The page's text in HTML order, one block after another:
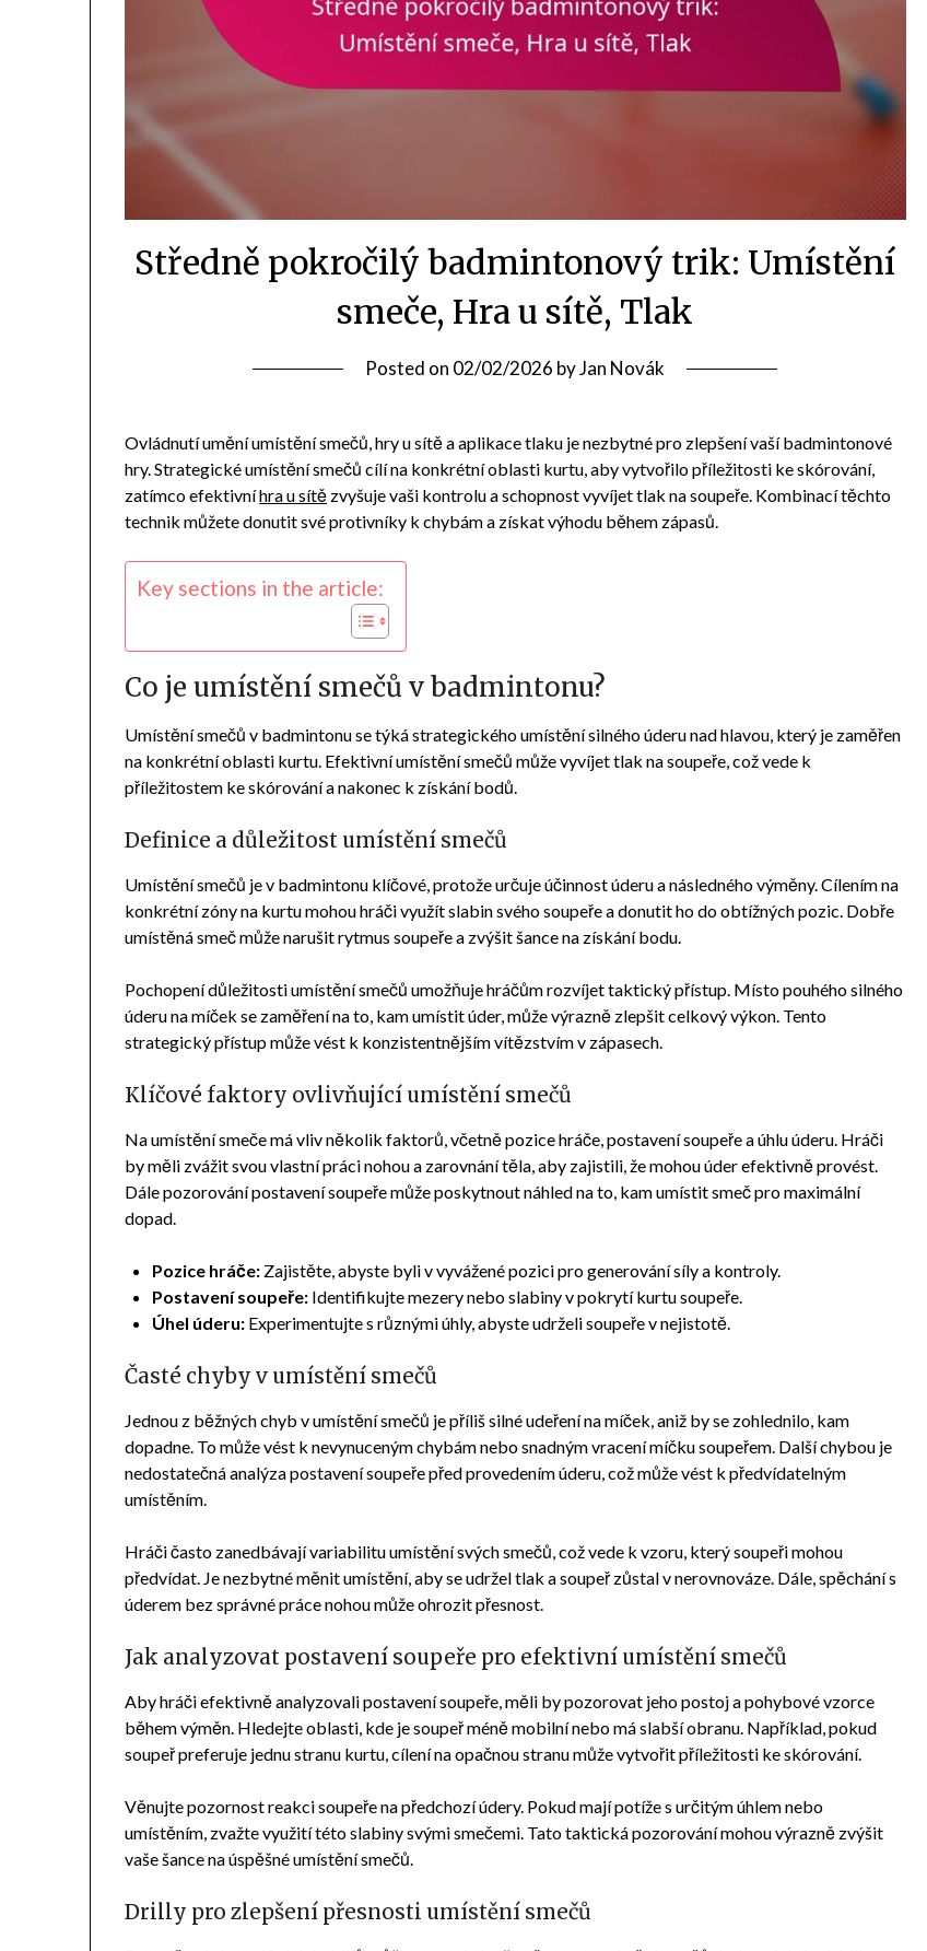
Středně pokročilý badmintonový trik: Umístění
smeče, Hra u sítě, Tlak
Posted on 02/02/2026 byJan Novák
Ovládnutí umění umístění smečů, hry u sítě a aplikace tlaku je nezbytné pro zlepšení vaší badmintonové
hry. Strategické umístění smečů cílí na konkrétní oblasti kurtu, aby vytvořilo příležitosti ke skórování,
zatímco efektivníhra u sítě zvyšuje vaši kontrolu a schopnost vyvíjet tlak na soupeře. Kombinací těchto
technik můžete donutit své protivníky k chybám a získat výhodu během zápasů.
Key sections in the article:
Co je umístění smečů v badmintonu?
Umístění smečů v badmintonu se týká strategického umístění silného úderu nad hlavou, který je zaměřen
na konkrétní oblasti kurtu. Efektivní umístění smečů může vyvíjet tlak na soupeře, což vede k
příležitostem ke skórování a nakonec k získání bodů.
Definice a důležitost umístění smečů
Umístění smečů je v badmintonu klíčové, protože určuje účinnost úderu a následného výměny. Cílením na
konkrétní zóny na kurtu mohou hráči využít slabin svého soupeře a donutit ho do obtížných pozic. Dobře
umístěná smeč může narušit rytmus soupeře a zvýšit šance na získání bodu.
Pochopení důležitosti umístění smečů umožňuje hráčům rozvíjet taktický přístup. Místo pouhého silného
úderu na míček se zaměření na to, kam umístit úder, může výrazně zlepšit celkový výkon. Tento
strategický přístup může vést k konzistentnějším vítězstvím v zápasech.
Klíčové faktory ovlivňující umístění smečů
Na umístění smeče má vliv několik faktorů, včetně pozice hráče, postavení soupeře a úhlu úderu. Hráči
by měli zvážit svou vlastní práci nohou a zarovnání těla, aby zajistili, že mohou úder efektivně provést.
Dále pozorování postavení soupeře může poskytnout náhled na to, kam umístit smeč pro maximální
dopad.
Pozice hráče: Zajistěte, abyste byli v vyvážené pozici pro generování síly a kontroly.
Postavení soupeře: Identifikujte mezery nebo slabiny v pokrytí kurtu soupeře.
Úhel úderu: Experimentujte s různými úhly, abyste udrželi soupeře v nejistotě.
Časté chyby v umístění smečů
Jednou z běžných chyb v umístění smečů je příliš silné udeření na míček, aniž by se zohlednilo, kam
dopadne. To může vést k nevynuceným chybám nebo snadným vracení míčku soupeřem. Další chybou je
nedostatečná analýza postavení soupeře před provedením úderu, což může vést k předvídatelným
umístěním.
Hráči často zanedbávají variabilitu umístění svých smečů, což vede k vzoru, který soupeři mohou
předvídat. Je nezbytné měnit umístění, aby se udržel tlak a soupeř zůstal v nerovnováze. Dále, spěchání s
úderem bez správné práce nohou může ohrozit přesnost.
Jak analyzovat postavení soupeře pro efektivní umístění smečů
Aby hráči efektivně analyzovali postavení soupeře, měli by pozorovat jeho postoj a pohybové vzorce
během výměn. Hledejte oblasti, kde je soupeř méně mobilní nebo má slabší obranu. Například, pokud
soupeř preferuje jednu stranu kurtu, cílení na opačnou stranu může vytvořit příležitosti ke skórování.
Věnujte pozornost reakci soupeře na předchozí údery. Pokud mají potíže s určitým úhlem nebo
umístěním, zvažte využití této slabiny svými smečemi. Tato taktická pozorování mohou výrazně zvýšit
vaše šance na úspěšné umístění smečů.
Drilly pro zlepšení přesnosti umístění smečů